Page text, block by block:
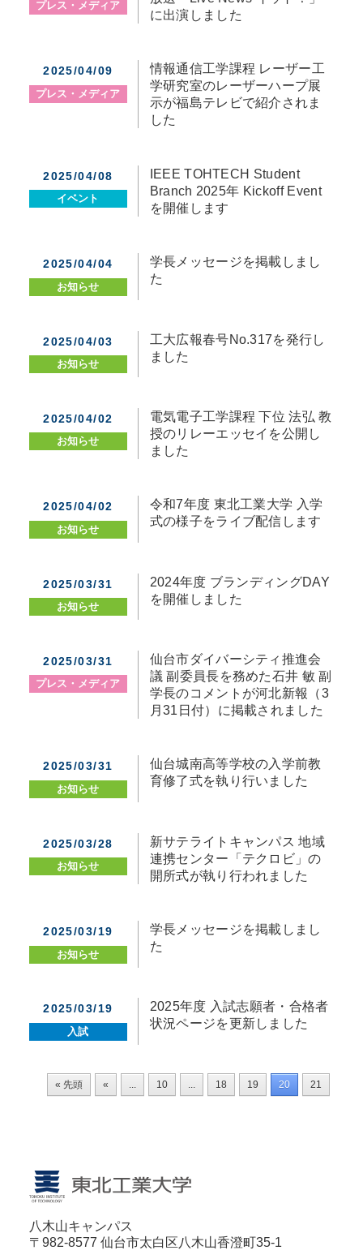
プレス・メディア
に出演しました
2025/04/09
プレス・メディア
情報通信工学課程 レーザー工
学研究室のレーザーハープ展
示が福島テレビで紹介されま
した
2025/04/08
イベント
IEEE TOHTECH Student
Branch 2025年 Kickoff Event
を開催します
2025/04/04
お知らせ
学長メッセージを掲載しまし
た
2025/04/03
お知らせ
工大広報春号No.317を発行し
ました
2025/04/02
お知らせ
電気電子工学課程 下位 法弘 教
授のリレーエッセイを公開し
ました
2025/04/02
お知らせ
令和7年度 東北工業大学 入学
式の様子をライブ配信します
2025/03/31
お知らせ
2024年度 ブランディングDAY
を開催しました
2025/03/31
プレス・メディア
仙台市ダイバーシティ推進会
議 副委員長を務めた石井 敏 副
学長のコメントが河北新報（3
月31日付）に掲載されました
2025/03/31
お知らせ
仙台城南高等学校の入学前教
育修了式を執り行いました
2025/03/28
お知らせ
新サテライトキャンパス 地域
連携センター「テクロビ」の
開所式が執り行われました
2025/03/19
お知らせ
学長メッセージを掲載しまし
た
2025/03/19
入試
2025年度 入試志願者・合格者
状況ページを更新しました
« 先頭 « ... 10 ... 18 19 20 21
八木山キャンパス
〒982-8577 仙台市太白区八木山香澄町35-1